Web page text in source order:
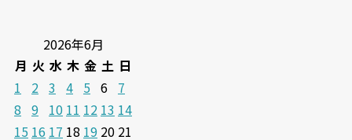
2026年6月
月 火 水 木 金 土 日
1
2 3 4 5 6 7
8 9 10 11 12 13 14
15 16 17 18 19 20 21